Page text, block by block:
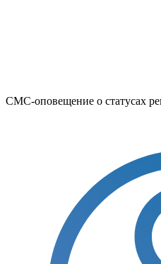
СМС-оповещение о статусах